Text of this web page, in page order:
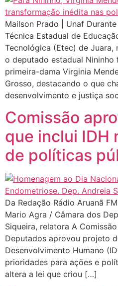
Mailson Prado | Unaf
Técnica Estadual de
Tecnológica (Etec) de Juara,
o deputado estadual Nininho
primeira-dama Virginia
Grosso, destacando o que
desenvolvimento e justiça
Comissão
que inclui IDH
de políticas
Da Redação Rádio Aruanã
Mario Agra / Câmara dos
Siqueira, relatora A
Deputados aprovou projeto
Desenvolvimento Humano
prioridades para ações e
altera a lei que criou […]